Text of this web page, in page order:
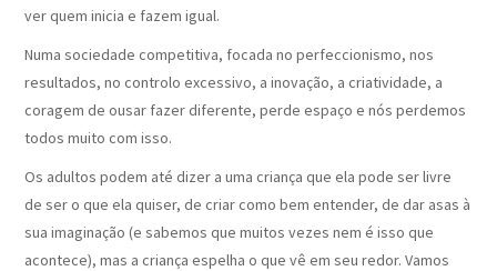
ver quem inicia e fazem igual.
Numa sociedade competitiva, focada no perfeccionismo, nos
resultados, no controlo excessivo, a inovação, a criatividade, a
coragem de ousar fazer diferente, perde espaço e nós perdemos
todos muito com isso.
Os adultos podem até dizer a uma criança que ela pode ser livre
de ser o que ela quiser, de criar como bem entender, de dar asas à
sua imaginação (e sabemos que muitos vezes nem é isso que
acontece), mas a criança espelha o que vê em seu redor. Vamos